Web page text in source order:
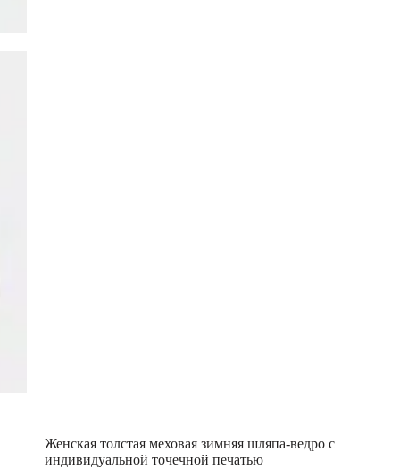
Женская толстая меховая зимняя шляпа-ведро с
индивидуальной точечной печатью